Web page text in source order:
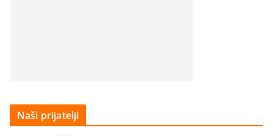
Naši prijatelji